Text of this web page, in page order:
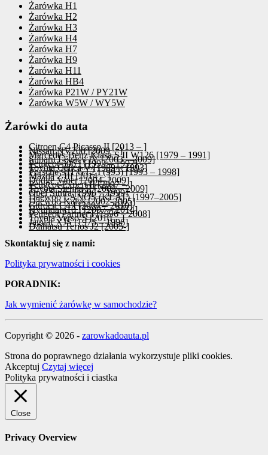
Żarówka H1
Żarówka H2
Żarówka H3
Żarówka H4
Żarówka H7
Żarówka H9
Żarówka H11
Żarówka HB4
Żarówka P21W / PY21W
Żarówka W5W / WY5W
Żarówki do auta
Citroen C4 Picasso II [2013 – ]
Nissan NV200 [2009 – ]
Mercedes-Benz Klasa S II W126 [1979 – 1991]
Subaru Legacy IV [2003 – 2009]
Peugeot 306 I [1993 – 1997]
Toyota Celica V [1989 – 1993]
Porsche 911 GT2 I (993) [1993 – 1998]
Mazda 2 III [2014 – ]
Dodge Viper [2004–2009]
Peugeot Expert II [2007 – ]
Toyota Sienna II [2003 – 2009]
Opel Sintra [1996 – 1999]
Daewoo LANOS (KLAT) [1997–2005]
Daewoo Kalos [2002-2005]
Citroen C4 I [2004 – 2010]
Hyundai i10 I [2007 – 2014]
Peugeot Partner I [1996 – 2008]
Toyota Verso-S [2010 – ]
Jaguar XJS [1975 – 1996]
Daihatsu Terios J2 [2005-]
Skontaktuj się z nami:
Polityka prywatności i cookies
PORADNIK:
Jak wymienić żarówkę w samochodzie?
Copyright © 2026 - zarowkadoauta.pl
Strona do poprawnego działania wykorzystuje pliki cookies.
Akceptuj Czytaj więcej
Polityka prywatności i ciastka
Close
Privacy Overview